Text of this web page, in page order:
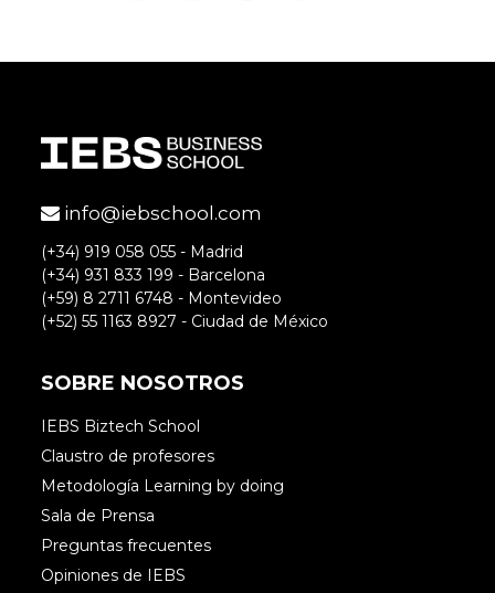
info@iebschool.com
(+34) 919 058 055 - Madrid
(+34) 931 833 199 - Barcelona
(+59) 8 2711 6748 - Montevideo
(+52) 55 1163 8927 - Ciudad de México
SOBRE NOSOTROS
IEBS Biztech School
Claustro de profesores
Metodología Learning by doing
Sala de Prensa
Preguntas frecuentes
Opiniones de IEBS